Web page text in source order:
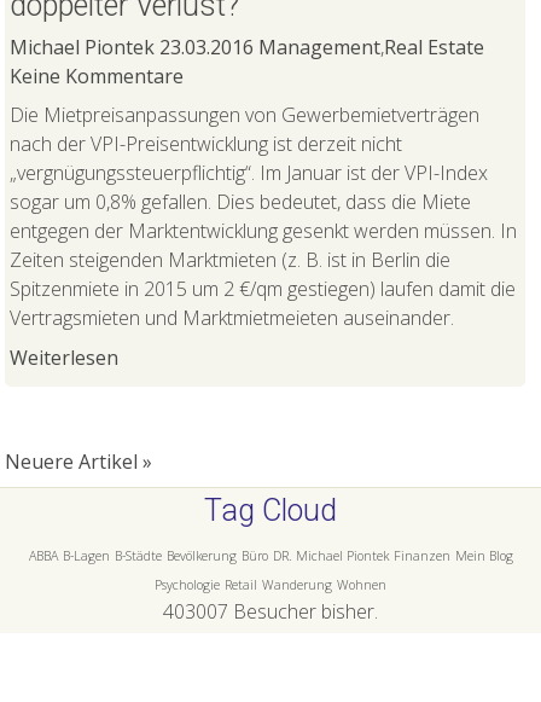
Michael Piontek 23.03.2016 Management,Real Estate
Keine Kommentare
Die Mietpreisanpassungen von Gewerbemietverträgen
nach der VPI-Preisentwicklung ist derzeit nicht
„vergnügungssteuerpflichtig“. Im Januar ist der VPI-Index
sogar um 0,8% gefallen. Dies bedeutet, dass die Miete
entgegen der Marktentwicklung gesenkt werden müssen. In
Zeiten steigenden Marktmieten (z. B. ist in Berlin die
Spitzenmiete in 2015 um 2 €/qm gestiegen) laufen damit die
Vertragsmieten und Marktmietmeieten auseinander.
Weiterlesen
Neuere Artikel »
Tag Cloud
ABBA B-Lagen B-Städte Bevölkerung Büro DR. Michael Piontek Finanzen Mein Blog
Psychologie Retail Wanderung Wohnen
403007 Besucher bisher.